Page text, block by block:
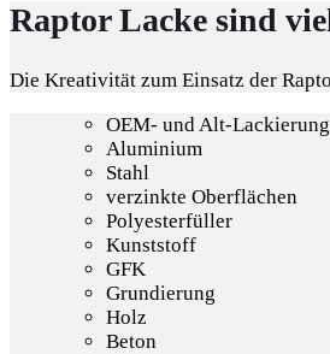
Raptor Lacke sind
Die Kreativität zum Einsatz der
OEM- und Alt-
Aluminium
Stahl
verzinkte Oberflächen
Polyesterfüller
Kunststoff
GFK
Grundierung
Holz
Beton